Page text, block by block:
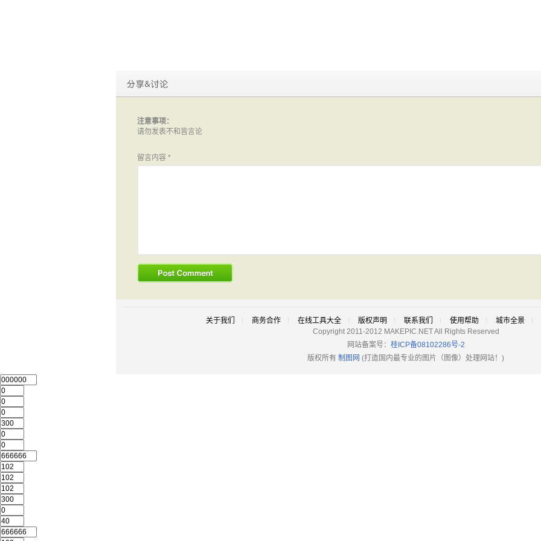
注意事项：
请勿发表不和皆言论
留言内容 *
关于我们 商务合作 在线工具大全 版权声明 联系我们 使用帮助 城市全景
Copyright 2011-2012 MAKEPIC.NET All Rights Reserved
网站备案号： 桂ICP备08102286号-2
版权所有 制图网 (打造国内最专业的图片（图像）处理网站！)